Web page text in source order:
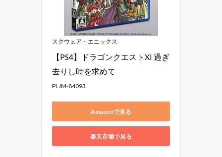
スクウェア・エニックス
【PS4】ドラゴンクエストXI 過ぎ
去りし時を求めて
PLJM-84093
Amazonで見る
楽天市場で見る